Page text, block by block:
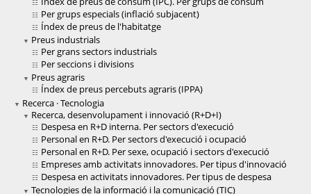
Per grups especials (inflació subjacent)
Índex de preus de l'habitatge
Preus industrials
Per grans sectors industrials
Per seccions i divisions
Preus agraris
Índex de preus percebuts agraris (IPPA)
Recerca · Tecnologia
Recerca, desenvolupament i innovació (R+D+I)
Despesa en R+D interna. Per sectors d'execució
Personal en R+D. Per sectors d'execució i ocupació
Personal en R+D. Per sexe, ocupació i sectors d'execució
Empreses amb activitats innovadores. Per tipus d'innovació
Despesa en activitats innovadores. Per tipus de despesa
Tecnologies de la informació i la comunicació (TIC)